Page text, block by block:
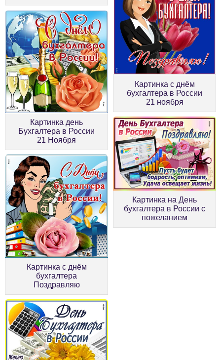
Картинка день
Бухгалтера в России
21 Ноября
Картинка с днём
бухгалтера в России
21 ноября
Картинка с днём
бухгалтера
Поздравляю
Картинка на День
бухгалтера в России с
пожеланием